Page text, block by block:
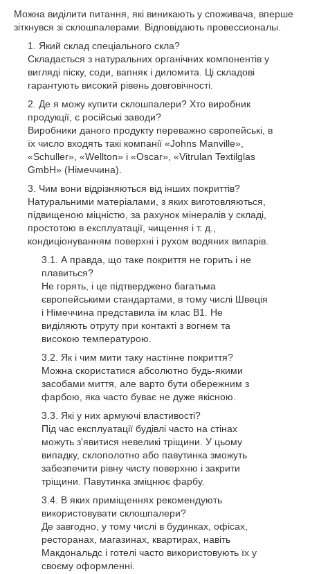
Можна виділити питання, які виникають у споживача, вперше
зіткнувся зі склошпалерами. Відповідають провессионалы.
Який склад спеціального скла?
Складається з натуральних органічних компонентів у
вигляді піску, соди, вапняк і диломита. Ці складові
гарантують високий рівень довговічності.
Де я можу купити склошпалери? Хто виробник
продукції, є російські заводи?
Виробники даного продукту переважно європейські, в
їх число входять такі компанії «Johns Manville»,
«Schuller», «Wellton» і «Oscar», «Vitrulan Textilglas
GmbH» (Німеччина).
Чим вони відрізняються від інших покриттів?
Натуральними матеріалами, з яких виготовляються,
підвищеною міцністю, за рахунок мінералів у складі,
простотою в експлуатації, чищення і т. д.,
кондиціонуванням поверхні і рухом водяних випарів.
А правда, що таке покриття не горить і не
плавиться?
Не горять, і це підтверджено багатьма
європейськими стандартами, в тому числі Швеція
і Німеччина представила їм клас В1. Не
виділяють отруту при контакті з вогнем та
високою температурою.
Як і чим мити таку настінне покриття?
Можна скористатися абсолютно будь-якими
засобами миття, але варто бути обережним з
фарбою, яка часто буває не дуже якісною.
Які у них армуючі властивості?
Під час експлуатації будівлі часто на стінах
можуть з'явитися невеликі тріщини. У цьому
випадку, склополотно або павутинка зможуть
забезпечити рівну чисту поверхню і закрити
тріщини. Павутинка зміцнює фарбу.
В яких приміщеннях рекомендують
використовувати склошпалери?
Де завгодно, у тому числі в будинках, офісах,
ресторанах, магазинах, квартирах, навіть
Макдональдс і готелі часто використовують їх у
своєму оформленні.